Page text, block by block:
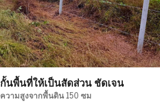
กั้นพื้นที่ให้เป็นสัดส่วน ชัดเจน
ความสูงจากพื้นดิน 150 ซม